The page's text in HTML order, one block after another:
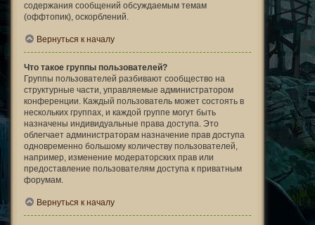
содержания сообщений обсуждаемым темам
(оффтопик), оскорблений.
Вернуться к началу
Что такое группы пользователей?
Группы пользователей разбивают сообщество на
структурные части, управляемые администратором
конференции. Каждый пользователь может состоять в
нескольких группах, и каждой группе могут быть
назначены индивидуальные права доступа. Это
облегчает администраторам назначение прав доступа
одновременно большому количеству пользователей,
например, изменение модераторских прав или
предоставление пользователям доступа к приватным
форумам.
Вернуться к началу